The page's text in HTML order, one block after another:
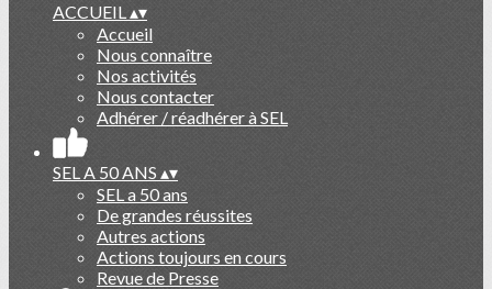
ACCUEIL▴▾
Accueil
Nous connaître
Nos activités
Nous contacter
Adhérer / réadhérer à SEL
SEL A 50 ANS ▴▾
SEL a 50 ans
De grandes réussites
Autres actions
Actions toujours en cours
Revue de Presse